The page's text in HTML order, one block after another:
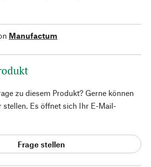
Manufactum
zu diesem Produkt? Gerne können
stellen. Es öffnet sich Ihr E-Mail-
Frage stellen